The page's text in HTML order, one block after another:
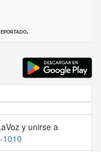
y unirse a
1010